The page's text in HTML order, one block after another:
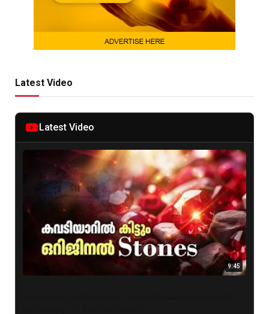
Latest Video
Latest Video
9:45